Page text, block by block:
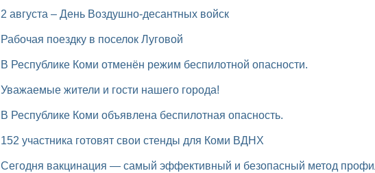
2 августа – День Воздушно-десантных войск
Рабочая поездку в поселок Луговой
В Республике Коми отменён режим беспилотной опасности.
Уважаемые жители и гости нашего города!
В Республике Коми объявлена беспилотная опасность.
152 участника готовят свои стенды для Коми ВДНХ
Сегодня вакцинация — самый эффективный и безопасный метод профилактики инфекционных